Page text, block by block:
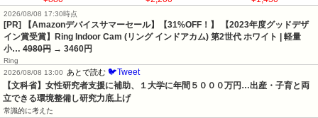
2026/08/08 17:30時点
[PR] 【Amazonデバイスサマーセール】【31%OFF！】 【2023年度グッドデザ
イン賞受賞】Ring Indoor Cam (リング インドアカム) 第2世代 ホワイト | 軽量
小… 4980円 → 3460円
Ring
2026/08/08 13:00
あとで読む 🐦Tweet
【文科省】女性研究者支援に補助、１大学に年間５０００万円…出産・子育と両
立できる環境整備し研究力底上げ
常識的に考えた